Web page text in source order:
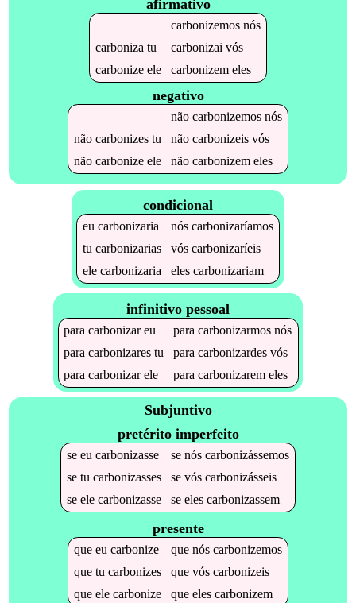
afirmativo
carbonizemosnós
carboniza tu carbonizai vós
carbonizeele carbonizemeles
negativo
não carbonizemosnós
não carbonizestu não carbonizeisvós
não carbonizeele não carbonizemeles
condicional
eu carbonizaria nós carbonizaríamos
tu carbonizarias vós carbonizaríeis
ele carbonizaria eles carbonizariam
infinitivo pessoal
paracarbonizareu paracarbonizarmos nós
paracarbonizares tu paracarbonizardes vós
paracarbonizarele paracarbonizarem eles
Subjuntivo
pretérito imperfeito
se eu carbonizasse se nós carbonizássemos
se tu carbonizasses se vós carbonizásseis
se ele carbonizasse se eles carbonizassem
presente
que eu carbonize que nós carbonizemos
que tu carbonizes que vós carbonizeis
que ele carbonize que eles carbonizem